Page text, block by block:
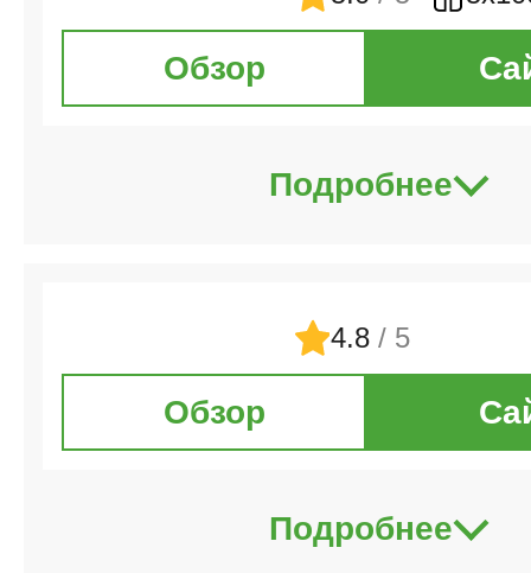
Обзор
Подробнее
4.8 / 5
Обзор
Подробнее